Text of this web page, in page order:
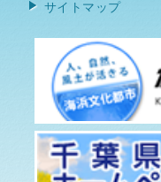
サイトマップ